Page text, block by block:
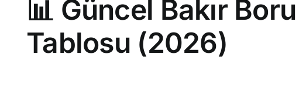
📊 Güncel Bakır
Tablosu (2026)